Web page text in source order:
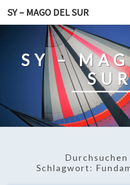
SY – MAGO DEL SUR
SY –
Durchsuchen
Schlagwort: